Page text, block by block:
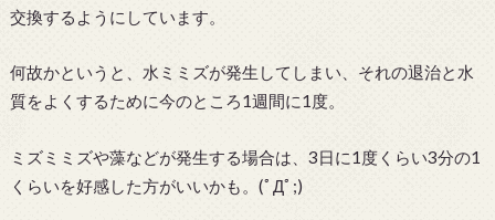
交換するようにしています。
何故かというと、水ミミズが発生してしまい、それの退治と水
質をよくするために今のところ1週間に1度。
ミズミミズや藻などが発生する場合は、3日に1度くらい3分の1
くらいを好感した方がいいかも。(ﾟДﾟ;)